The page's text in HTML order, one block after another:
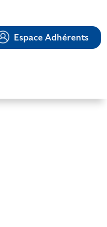
Espace Adhérents